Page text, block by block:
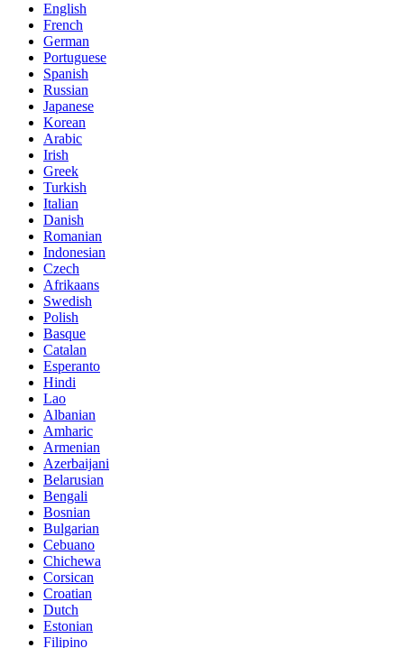
English
French
German
Portuguese
Spanish
Russian
Japanese
Korean
Arabic
Irish
Greek
Turkish
Italian
Danish
Romanian
Indonesian
Czech
Afrikaans
Swedish
Polish
Basque
Catalan
Esperanto
Hindi
Lao
Albanian
Amharic
Armenian
Azerbaijani
Belarusian
Bengali
Bosnian
Bulgarian
Cebuano
Chichewa
Corsican
Croatian
Dutch
Estonian
Filipino